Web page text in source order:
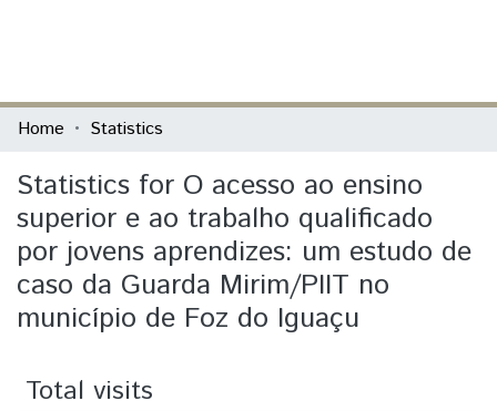
Communities & Collections
All of DSpace
Home Statistics
Statistics for O acesso ao ensino
superior e ao trabalho qualificado
por jovens aprendizes: um estudo de
caso da Guarda Mirim/PIIT no
município de Foz do Iguaçu
Total visits